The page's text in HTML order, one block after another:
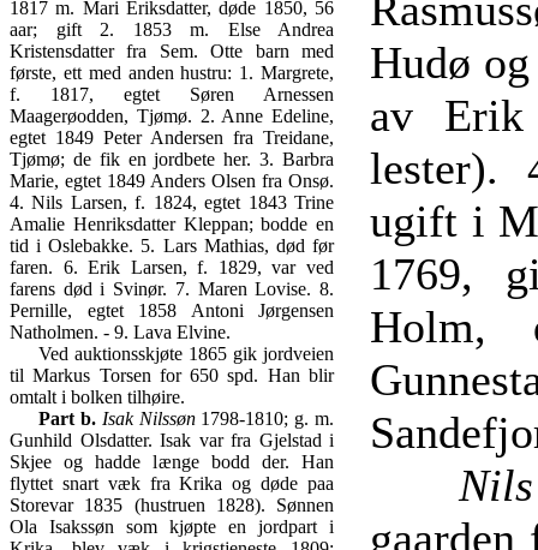
1817 m. Mari Eriksdatter, døde 1850, 56
aar; gift 2. 1853 m. Else Andrea
Kristensdatter fra Sem. Otte barn med
første, ett med anden hustru: 1. Margrete,
f. 1817, egtet Søren Arnessen
Maagerøodden, Tjømø. 2. Anne Edeline,
egtet 1849 Peter Andersen fra Treidane,
Tjømø; de fik en jordbete her. 3. Barbra
Marie, egtet 1849 Anders Olsen fra Onsø.
4. Nils Larsen, f. 1824, egtet 1843 Trine
Amalie Henriksdatter Kleppan; bodde en
tid i Oslebakke. 5. Lars Mathias, død før
faren. 6. Erik Larsen, f. 1829, var ved
farens død i Svinør. 7. Maren Lovise. 8.
Pernille, egtet 1858 Antoni Jørgensen
Natholmen. - 9. Lava Elvine.
Ved auktionsskjøte 1865 gik jordveien
til Markus Torsen for 650 spd. Han blir
omtalt i bolken tilhøire.
Part b. Isak Nilssøn1798-1810; g. m.
Gunhild Olsdatter. Isak var fra Gjelstad i
Skjee og hadde længe bodd der. Han
flyttet snart væk fra Krika og døde paa
Storevar 1835 (hustruen 1828). Sønnen
Ola Isakssøn som kjøpte en jordpart i
Hudø
av
lester).
ugift i
1769,
Holm,